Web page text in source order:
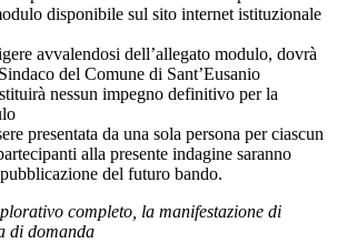
disponibile sul sito internet istituzionale
avvalendosi dell’allegato modulo, dovrà
del Comune di Sant’Eusanio
nessun impegno definitivo per la
presentata da una sola persona per ciascun
alla presente indagine saranno
del futuro bando.
completo, la manifestazione di
di domanda